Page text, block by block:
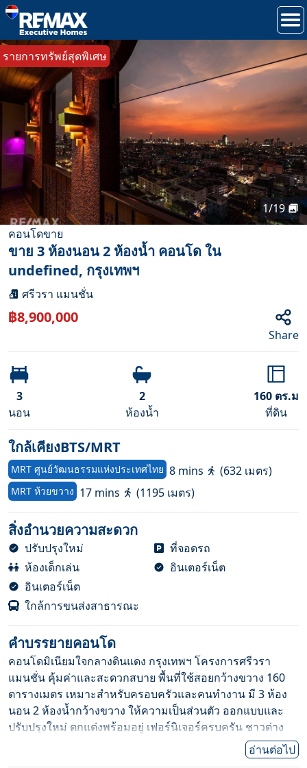
รายการทรัพย์สุดพิเศษ
1/19
คอนโดขาย
ขาย 3 ห้องนอน 2 ห้องน้ำ คอนโด ใน
undefined, กรุงเทพฯ
ศรีวรา แมนชั่น
฿8,900,000
Share
3
นอน
2
ห้องน้ำ
160 ตร.ม
ที่ดิน
ใกล้เคียงBTS/MRT
MRT ศูนย์วัฒนธรรมแห่งประเทศไทย 8 mins (632 เมตร)
MRT ห้วยขวาง 17 mins (1195 เมตร)
สิ่งอำนวยความสะดวก
ปรับปรุงใหม่
ที่จอดรถ
ห้องเด็กเล่น
อินเตอร์เน็ต
อินเตอร์เน็ต
ใกล้การขนส่งสาธารณะ
คำบรรยายคอนโด
คอนโดมิเนียมใจกลางดินแดง กรุงเทพฯ โครงการศรีวรา
แมนชั่น คุ้มค่าและสะดวกสบาย พื้นที่ใช้สอยกว้างขวาง 160
ตารางเมตร เหมาะสำหรับครอบครัวและคนทำงาน มี 3 ห้อง
นอน 2 ห้องน้ำกว้างขวาง ให้ความเป็นส่วนตัว ออกแบบและ
ปรับปรุงใหม่ ตกแต่งพร้อมอยู่ เฟอร์นิเจอร์ครบครัน ชาวต่าง
ชาติสามารถซื้อได้ (มีโควต้าต่างชาติ) ทำเลใจกลางเมือง เดิน
ทางสะดวกสบาย ใกล้ระบบขนส่งสาธารณะ สิ่งอำนวยความ
อ่านต่อไป